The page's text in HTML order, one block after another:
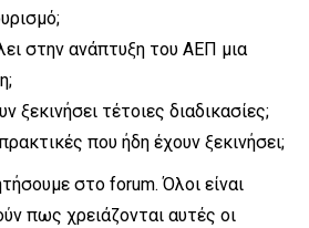
στην ανάπτυξη του ΑΕΠ μια
ξεκινήσει τέτοιες διαδικασίες;
που ήδη έχουν ξεκινήσει;
στο forum. Όλοι είναι
πως χρειάζονται αυτές οι